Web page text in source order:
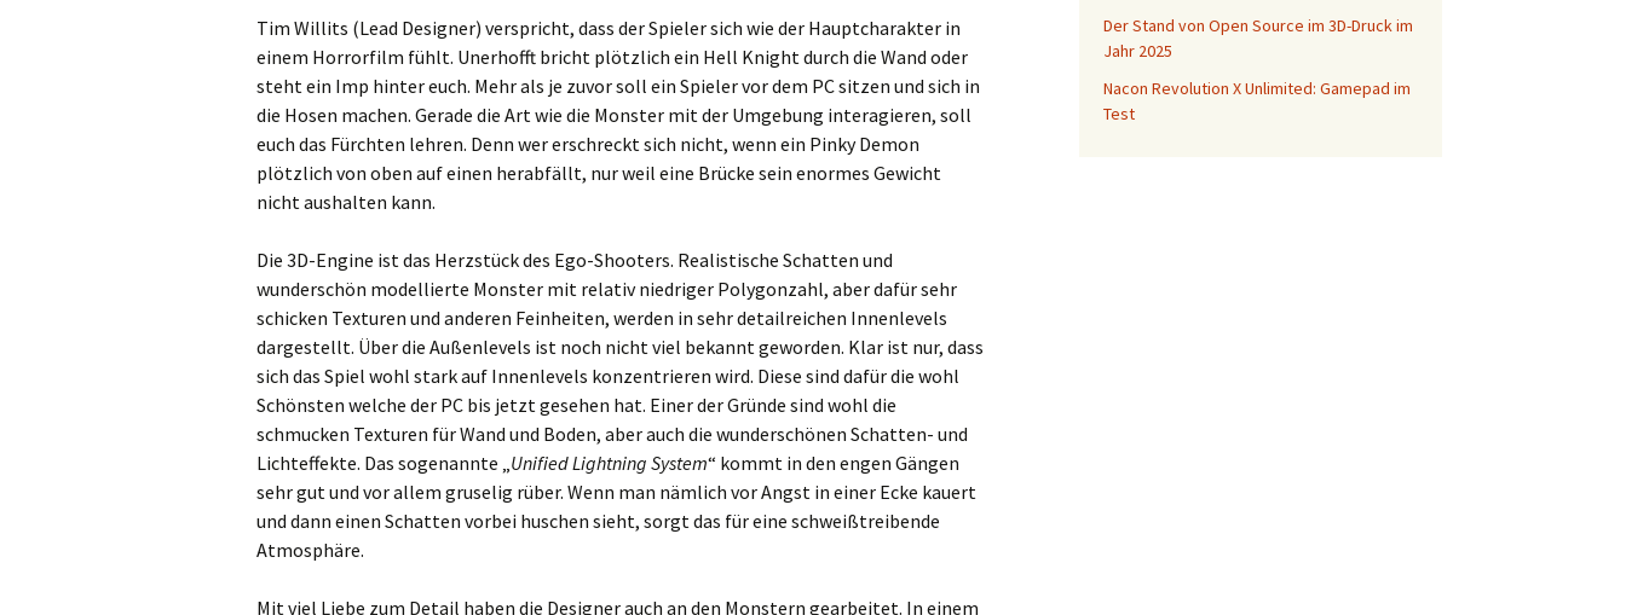
Tim Willits (Lead Designer) verspricht, dass der Spieler sich wie der Hauptcharakter in
einem Horrorfilm fühlt. Unerhofft bricht plötzlich ein Hell Knight durch die Wand oder
steht ein Imp hinter euch. Mehr als je zuvor soll ein Spieler vor dem PC sitzen und sich in
die Hosen machen. Gerade die Art wie die Monster mit der Umgebung interagieren, soll
euch das Fürchten lehren. Denn wer erschreckt sich nicht, wenn ein Pinky Demon
plötzlich von oben auf einen herabfällt, nur weil eine Brücke sein enormes Gewicht
nicht aushalten kann.
Die 3D-Engine ist das Herzstück des Ego-Shooters. Realistische Schatten und
wunderschön modellierte Monster mit relativ niedriger Polygonzahl, aber dafür sehr
schicken Texturen und anderen Feinheiten, werden in sehr detailreichen Innenlevels
dargestellt. Über die Außenlevels ist noch nicht viel bekannt geworden. Klar ist nur, dass
sich das Spiel wohl stark auf Innenlevels konzentrieren wird. Diese sind dafür die wohl
Schönsten welche der PC bis jetzt gesehen hat. Einer der Gründe sind wohl die
schmucken Texturen für Wand und Boden, aber auch die wunderschönen Schatten- und
Lichteffekte. Das sogenannte „Unified Lightning System“ kommt in den engen Gängen
sehr gut und vor allem gruselig rüber. Wenn man nämlich vor Angst in einer Ecke kauert
und dann einen Schatten vorbei huschen sieht, sorgt das für eine schweißtreibende
Atmosphäre.
Mit viel Liebe zum Detail haben die Designer auch an den Monstern gearbeitet. In einem
Der Stand von Open Source im 3D-Druck im
Jahr 2025
Nacon Revolution X Unlimited: Gamepad im
Test